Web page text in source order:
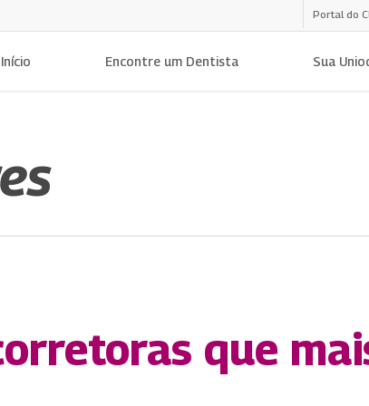
Portal do
Início Encontre um Dentista Sua
que